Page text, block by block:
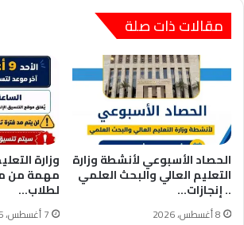
مقالات ذات صلة
الحصاد الأسبوعي لأنشطة وزارة
التعليم العالي والبحث العلمي
.. إنجازات…
8 أغسطس، 2026
وزارة
مهمة من
لطلاب…
7 أغسطس، 2026